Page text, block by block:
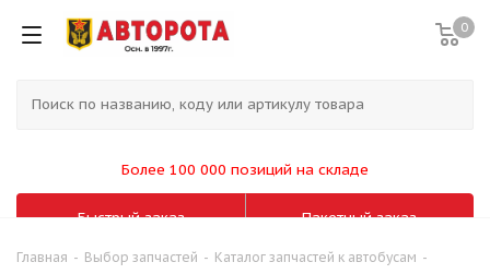
0
Более 100 000 позиций на складе
Быстрый заказ Пакетный заказ
Главная - Выбор запчастей - Каталог запчастей к автобусам -